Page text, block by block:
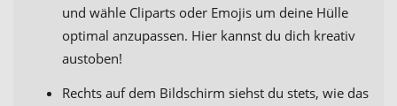
und wähle Cliparts oder Emojis um deine Hülle
optimal anzupassen. Hier kannst du dich kreativ
austoben!
Rechts auf dem Bildschirm siehst du stets, wie das